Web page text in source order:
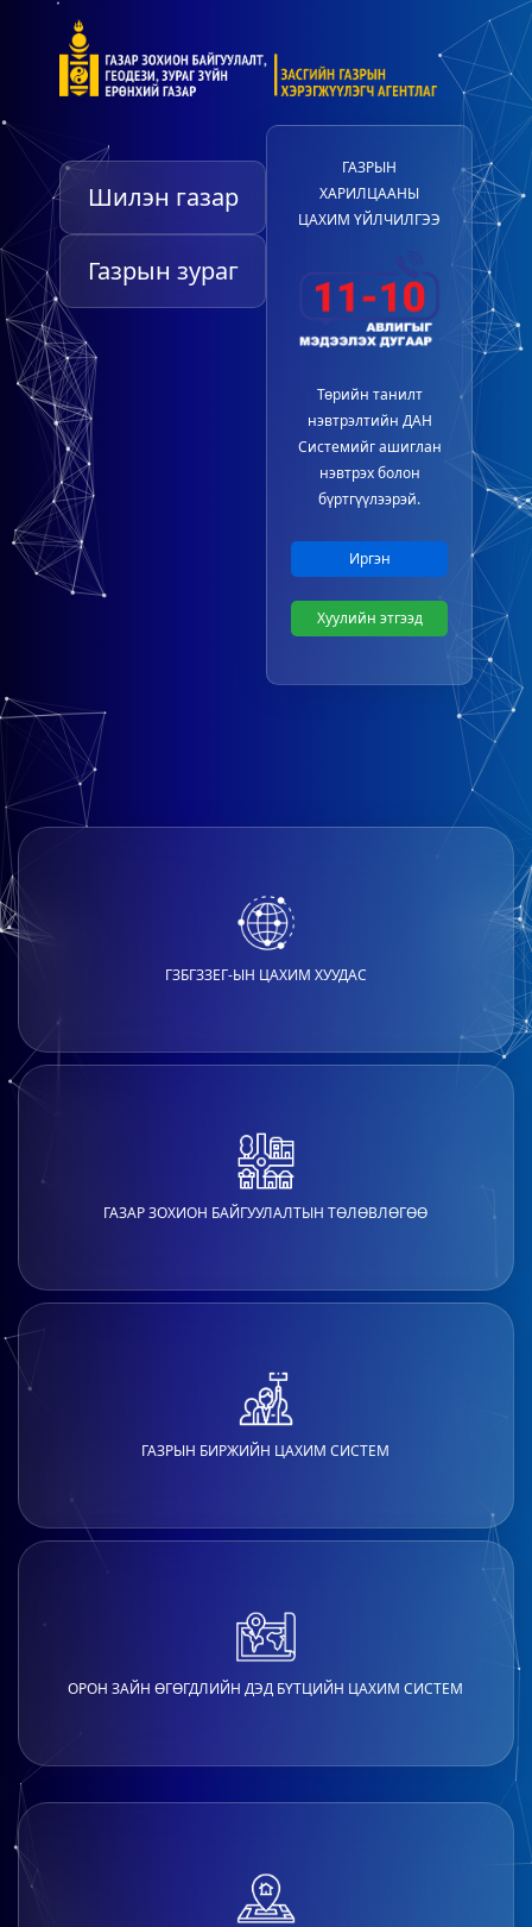
Шилэн газар
Газрын зураг
ГАЗРЫН
ХАРИЛЦААНЫ
ЦАХИМ ҮЙЛЧИЛГЭЭ
Төрийн танилт
нэвтрэлтийн ДАН
Системийг ашиглан
нэвтрэх болон
бүртгүүлээрэй.
Иргэн
Хуулийн этгээд
ГЗБГЗЗЕГ-ЫН ЦАХИМ ХУУДАС
ГАЗАР ЗОХИОН БАЙГУУЛАЛТЫН ТӨЛӨВЛӨГӨӨ
ГАЗРЫН БИРЖИЙН ЦАХИМ СИСТЕМ
ОРОН ЗАЙН ӨГӨГДЛИЙН ДЭД БҮТЦИЙН ЦАХИМ СИСТЕМ